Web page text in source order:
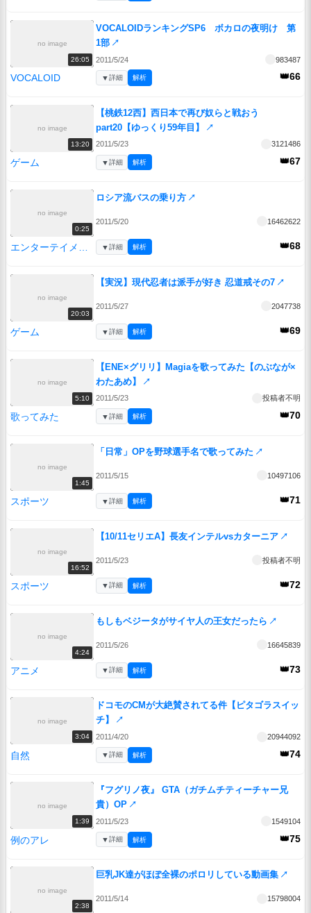
no image
26:05
VOCALOIDランキングSP6 ボカロの夜明け 第
1部 ↗
2011/5/24 983487
VOCALOID 👑66
▼詳細 解析
no image
13:20
【桃鉄12西】西日本で再び奴らと戦おう
part20【ゆっくり59年目】
↗
2011/5/23 3121486
ゲーム 👑67
▼詳細 解析
no image
0:25
ロシア流バスの乗り方 ↗
2011/5/20 16462622
👑68
▼詳細 解析
no image
20:03
【実況】現代忍者は派手が好き 忍道戒その7 ↗
2011/5/27 2047738
ゲーム 👑69
▼詳細 解析
no image
5:10
【ENE×グリリ】Magiaを歌ってみた【のぶなが×
わたあめ】
↗
2011/5/23 投稿者不明
歌ってみた 👑70
▼詳細 解析
no image
1:45
「日常」OPを野球選手名で歌ってみた ↗
2011/5/15 10497106
スポーツ 👑71
▼詳細 解析
no image
16:52
【10/11セリエA】長友インテルvsカターニア ↗
2011/5/23 投稿者不明
スポーツ 👑72
▼詳細 解析
no image
4:24
もしもベジータがサイヤ人の王女だったら ↗
2011/5/26 16645839
アニメ 👑73
▼詳細 解析
no image
3:04
ドコモのCMが大絶賛されてる件【ピタゴラスイッ
チ】
↗
2011/4/20 20944092
自然 👑74
▼詳細 解析
no image
1:39
『フグリノ夜』 GTA（ガチムチティーチャー兄
貴）OP ↗
2011/5/23 1549104
例のアレ 👑75
▼詳細 解析
no image
2:38
巨乳JK達がほぼ全裸のポロリしている動画集 ↗
2011/5/14 15798004